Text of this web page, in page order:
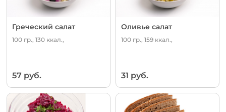
Греческий салат
100 гр., 130 ккал.,
57 руб.
Оливье салат
100 гр., 159 ккал.,
31 руб.